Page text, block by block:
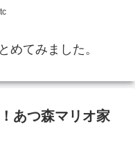
めてみました。
あつ森マリオ家